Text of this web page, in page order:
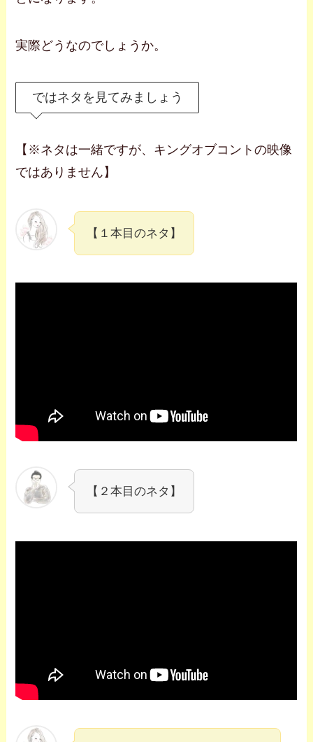
実際どうなのでしょうか。
ではネタを見てみましょう
【※ネタは一緒ですが、キングオブコントの映像
ではありません】
【１本目のネタ】
【２本目のネタ】